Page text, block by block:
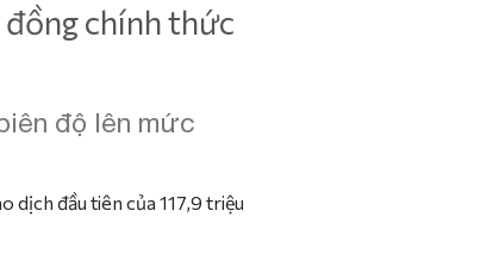
chính thức
độ lên mức
dịch đầu tiên của 117,9 triệu